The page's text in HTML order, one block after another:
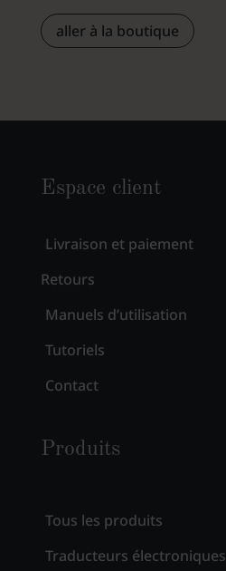
aller à la boutique
Espace client
Livraison et paiement
Retours
Manuels d’utilisation
Tutoriels
Contact
Produits
Tous les produits
Traducteurs électroniques